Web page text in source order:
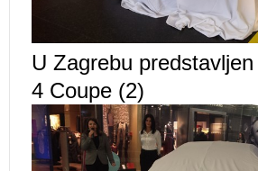
U Zagrebu
4 Coupe (2)